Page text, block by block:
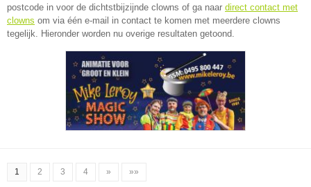
postcode in voor de dichtstbijzijnde clowns of ga naar direct contact met
clowns om via één e-mail in contact te komen met meerdere clowns
tegelijk. Hieronder worden nu overige resultaten getoond.
1 2 3 4 » »»